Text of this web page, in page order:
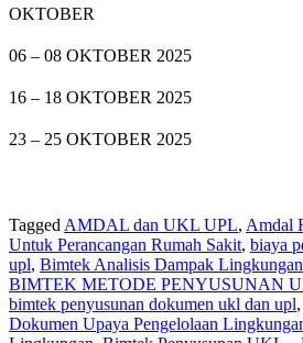
OKTOBER
06 – 08 OKTOBER 2025
16 – 18 OKTOBER 2025
23 – 25 OKTOBER 2025
Tagged AMDAL dan UKL UPL, Amdal
Untuk Perancangan Rumah Sakit, biaya
upl, Bimtek Analisis Dampak
BIMTEK METODE PENYUSUNAN
bimtek penyusunan dokumen ukl dan upl,
Dokumen Upaya Pengelolaan